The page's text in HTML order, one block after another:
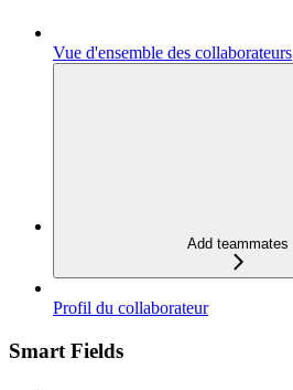
Vue d'ensemble des collaborateurs
Add teammates
Profil du collaborateur
Smart Fields